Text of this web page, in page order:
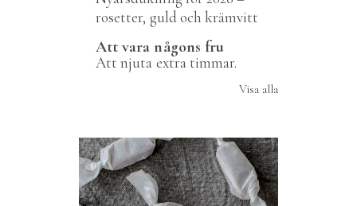
rosetter, guld och krämvitt
Att vara någons fru
Att njuta extra timmar.
Visa alla